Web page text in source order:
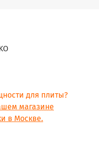
для плиты?
магазине
в Москве.